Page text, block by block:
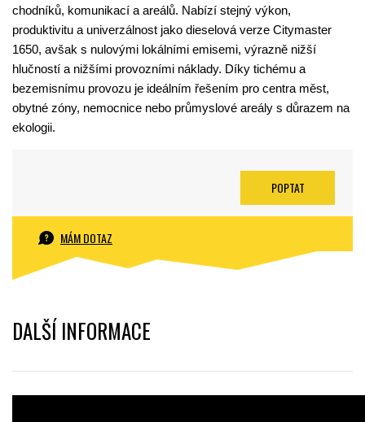
chodníků, komunikací a areálů. Nabízí stejný výkon,
produktivitu a univerzálnost jako dieselová verze Citymaster
1650, avšak s nulovými lokálními emisemi, výrazně nižší
hlučností a nižšími provozními náklady. Díky tichému a
bezemisnímu provozu je ideálním řešením pro centra měst,
obytné zóny, nemocnice nebo průmyslové areály s důrazem na
ekologii.
POPTAT
MÁM DOTAZ
DALŠÍ INFORMACE